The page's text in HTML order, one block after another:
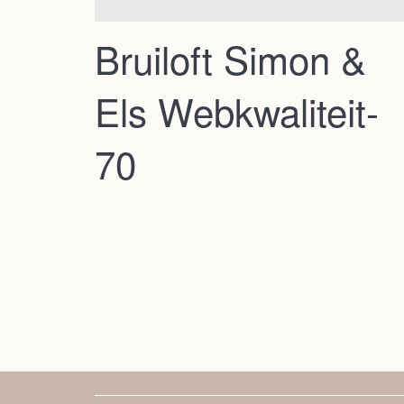
Bruiloft Simon &
Els Webkwaliteit-
70